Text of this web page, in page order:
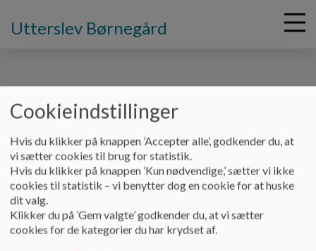
Utterslev Børnegård
Front page
Front page ofUtterslev Børnegård
Primær navigation
Om os
LEDIG STILLING
Cookieindstillinger
Hvis du klikker på knappen ’Accepter alle’, godkender du, at
vi sætter cookies til brug for statistik.
Hvis du klikker på knappen ’Kun nødvendige,’ sætter vi ikke
cookies til statistik – vi benytter dog en cookie for at huske
dit valg.
Klikker du på ’Gem valgte’ godkender du, at vi sætter
cookies for de kategorier du har krydset af.